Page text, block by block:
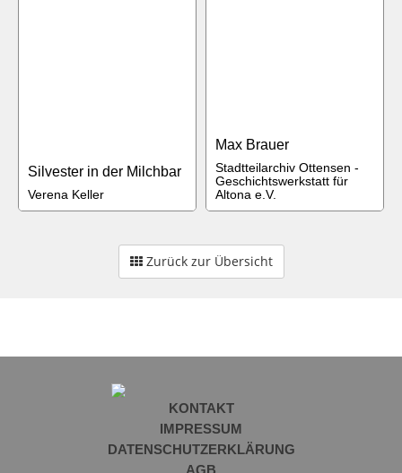
Silvester in der Milchbar
Verena Keller
Max Brauer
Stadtteilarchiv Ottensen -
Geschichtswerkstatt für
Altona e.V.
Zurück zur Übersicht
KONTAKT
IMPRESSUM
DATENSCHUTZERKLÄRUNG
AGB